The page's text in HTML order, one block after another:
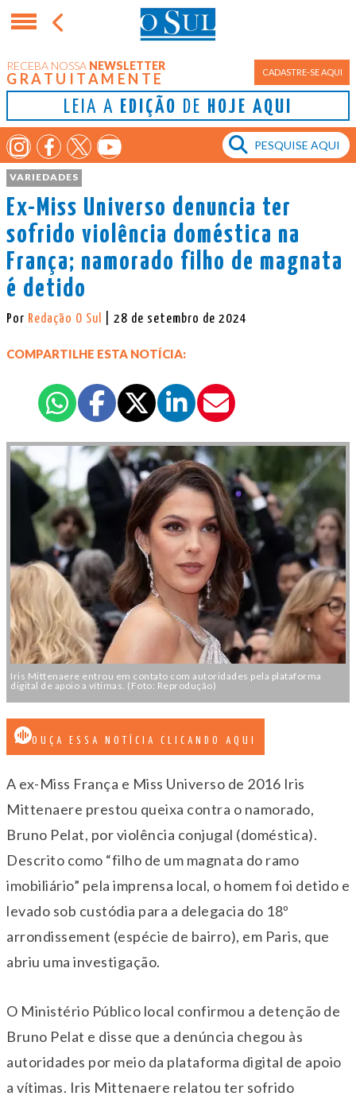
RECEBA NOSSA NEWSLETTER
GRATUITAMENTE CADASTRE-SE AQUI
LEIA A EDIÇÃO DE HOJE AQUI
VARIEDADES
Ex-Miss Universo denuncia ter
sofrido violência doméstica na
França; namorado filho de magnata
é detido
Por Redação O Sul | 28 de setembro de 2024
COMPARTILHE ESTA NOTÍCIA:
Iris Mittenaere entrou em contato com autoridades pela plataforma
digital de apoio a vítimas. (Foto: Reprodução)
OUÇA ESSA NOTÍCIA CLICANDO AQUI
A ex-Miss França e Miss Universo de 2016 Iris
Mittenaere prestou queixa contra o namorado,
Bruno Pelat, por violência conjugal (doméstica).
Descrito como “filho de um magnata do ramo
imobiliário” pela imprensa local, o homem foi detido e
levado sob custódia para a delegacia do 18º
arrondissement (espécie de bairro), em Paris, que
abriu uma investigação.
O Ministério Público local confirmou a detenção de
Bruno Pelat e disse que a denúncia chegou às
autoridades por meio da plataforma digital de apoio
a vítimas. Iris Mittenaere relatou ter sofrido